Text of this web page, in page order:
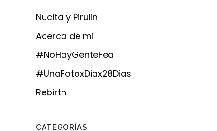
Nucita y Pirulin
Acerca de mi
#NoHayGenteFea
#UnaFotoxDiax28Dias
Rebirth
CATEGORÍAS